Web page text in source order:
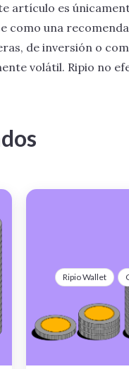
artículo es
como una
de inversión o
volátil. Ripio no
Ripio Wallet